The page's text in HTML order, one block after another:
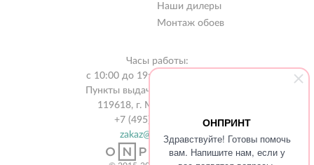
ОНПРИНТ
Здравствуйте! Готовы помочь
вам. Напишите нам, если у
Наши дилеры
Монтаж обоев
Часы работы:
с 10:00 до 19:00 без выходных
Пункты выдачи в 31 городе РФ
119618, г. Москва, а/я 519
+7 (495) 134-13-56
zakaz@onprint.ru